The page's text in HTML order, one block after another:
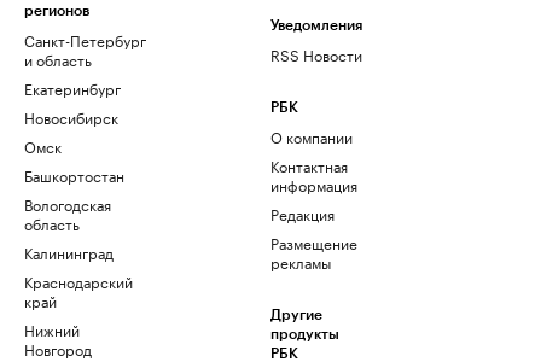
регионов
Санкт-Петербург
и область
Екатеринбург
Новосибирск
Омск
Башкортостан
Вологодская
область
Калининград
Краснодарский
край
Нижний
Новгород
Уведомления
RSS Новости
РБК
О компании
Контактная
информация
Редакция
Размещение
рекламы
Другие
продукты
РБК